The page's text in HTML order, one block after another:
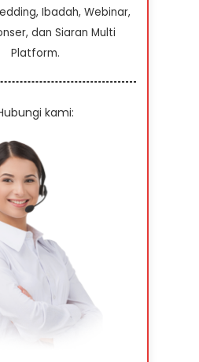
Ibadah, Webinar,
dan Siaran Multi
Platform.
kami: